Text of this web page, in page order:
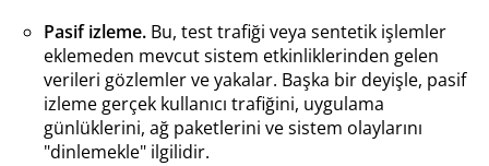
Pasif izleme. Bu, test trafiği veya sentetik işlemler
eklemeden mevcut sistem etkinliklerinden gelen
verileri gözlemler ve yakalar. Başka bir deyişle, pasif
izleme gerçek kullanıcı trafiğini, uygulama
günlüklerini, ağ paketlerini ve sistem olaylarını
"dinlemekle" ilgilidir.